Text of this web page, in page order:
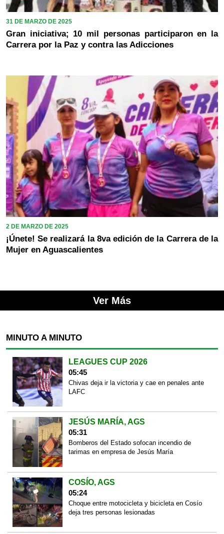
31 DE MARZO DE 2025
Gran iniciativa; 10 mil personas participaron en la
Carrera por la Paz y contra las Adicciones
2 DE MARZO DE 2025
¡Únete! Se realizará la 8va edición de la Carrera de la
Mujer en Aguascalientes
Ver Más
MINUTO A MINUTO
LEAGUES CUP 2026
05:45
Chivas deja ir la victoria y cae en penales ante
LAFC
JESÚS MARÍA, AGS
05:31
Bomberos del Estado sofocan incendio de
tarimas en empresa de Jesús María
COSÍO, AGS
05:24
Choque entre motocicleta y bicicleta en Cosío
deja tres personas lesionadas